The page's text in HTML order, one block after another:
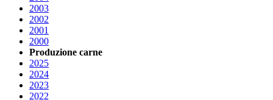
2003
2002
2001
2000
Produzione carne
2025
2024
2023
2022